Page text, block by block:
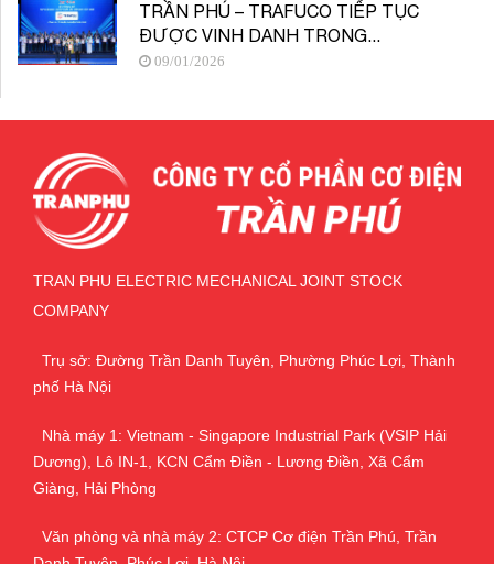
TRẦN PHÚ – TRAFUCO TIẾP TỤC
ĐƯỢC VINH DANH TRONG...
09/01/2026
TRAN PHU ELECTRIC MECHANICAL JOINT STOCK
COMPANY
Trụ sở: Đường Trần Danh Tuyên, Phường Phúc Lợi, Thành
phố Hà Nội
Nhà máy 1: Vietnam - Singapore Industrial Park (VSIP Hải
Dương), Lô IN-1, KCN Cẩm Điền - Lương Điền, Xã Cẩm
Giàng, Hải Phòng
Văn phòng và nhà máy 2: CTCP Cơ điện Trần Phú, Trần